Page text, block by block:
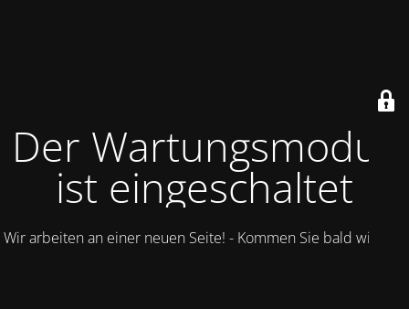
Der Wartungsmodus
ist eingeschaltet
Wir arbeiten an einer neuen Seite! - Kommen Sie bald wieder.